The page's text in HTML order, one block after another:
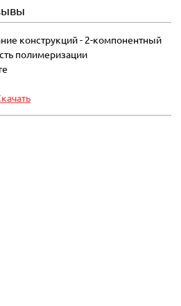
конструкций - 2-компонентный
полимеризации